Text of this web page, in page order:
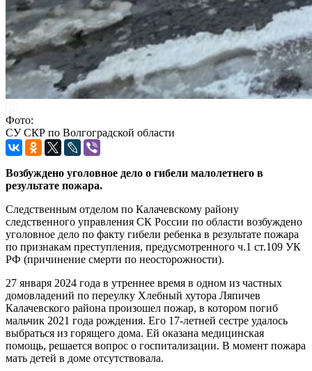
Фото:
СУ СКР по Волгоградской области
Возбуждено уголовное дело о гибели малолетнего в
результате пожара.
Следственным отделом по Калачевскому району
следственного управления СК России по области возбуждено
уголовное дело по факту гибели ребенка в результате пожара
по признакам преступления, предусмотренного ч.1 ст.109 УК
РФ (причинение смерти по неосторожности).
27 января 2024 года в утреннее время в одном из частных
домовладений по переулку Хлебный хутора Ляпичев
Калачевского района произошел пожар, в котором погиб
мальчик 2021 года рождения. Его 17-летней сестре удалось
выбраться из горящего дома. Ей оказана медицинская
помощь, решается вопрос о госпитализации. В момент пожара
мать детей в доме отсутствовала.